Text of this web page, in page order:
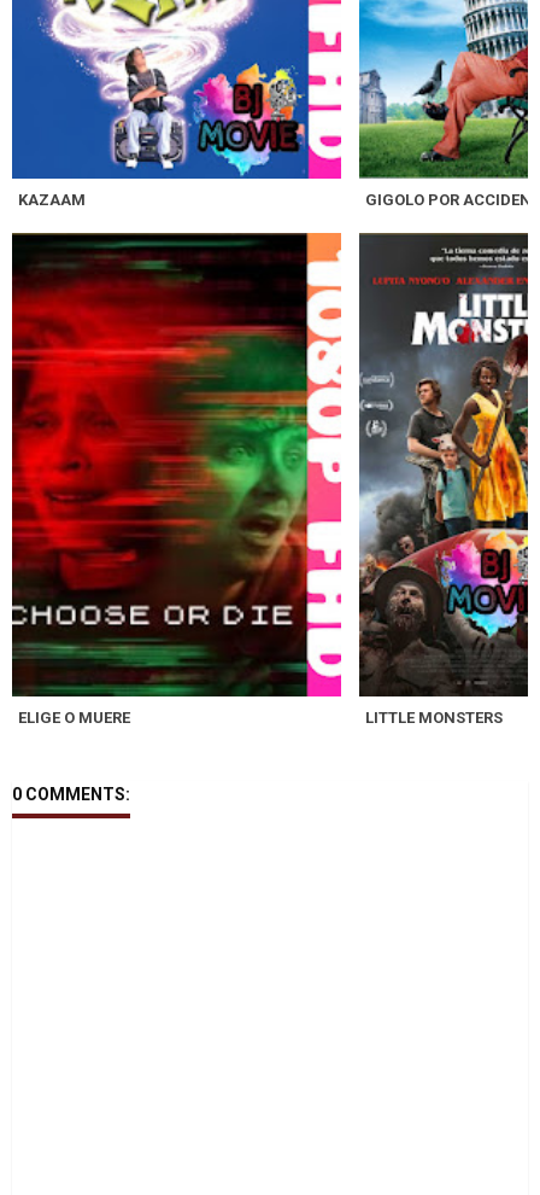
KAZAAM GIGOLO POR
ELIGE O MUERE LITTLE MONSTERS
0 COMMENTS: